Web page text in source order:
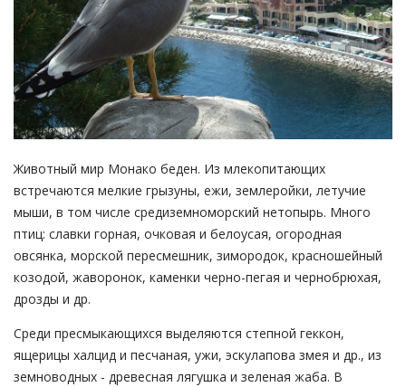
Животный мир Монако беден. Из млекопитающих
встречаются мелкие грызуны, ежи, землеройки, летучие
мыши, в том числе средиземноморский нетопырь. Много
птиц: славки горная, очковая и белоусая, огородная
овсянка, морской пересмешник, зимородок, красношейный
козодой, жаворонок, каменки черно-пегая и чернобрюхая,
дрозды и др.
Среди пресмыкающихся выделяются степной геккон,
ящерицы халцид и песчаная, ужи, эскулапова змея и др., из
земноводных - древесная лягушка и зеленая жаба. В